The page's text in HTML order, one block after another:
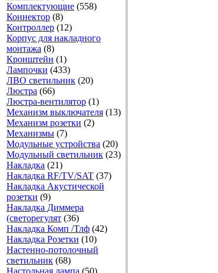
Комплектующие (558)
Коннектор (8)
Контроллер (12)
Корпус для накладного
монтажа (8)
Кронштейн (1)
Лампочки (433)
ЛВО светильник (20)
Люстра (66)
Люстра-вентилятор (1)
Механизм выключателя (13)
Механизм розетки (2)
Механизмы (7)
Модульные устройства (20)
Модульный светильник (23)
Накладка (21)
Накладка RF/TV/SAT (37)
Накладка Акустической
розетки (9)
Накладка Диммера
(светорегулят (36)
Накладка Комп /Тлф (42)
Накладка Розетки (10)
Настенно-потолочный
светильник (68)
Настольная лампа (50)